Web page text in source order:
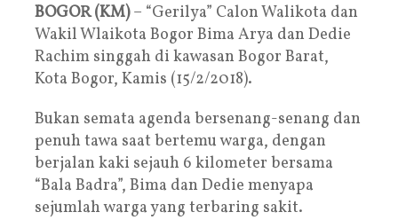
BOGOR (KM)– “Gerilya” Calon Walikota dan
Wakil Wlaikota Bogor Bima Arya dan Dedie
Rachim singgah di kawasan Bogor Barat,
Kota Bogor, Kamis (15/2/2018).
Bukan semata agenda bersenang-senang dan
penuh tawa saat bertemu warga, dengan
berjalan kaki sejauh 6 kilometer bersama
“Bala Badra”, Bima dan Dedie menyapa
sejumlah warga yang terbaring sakit.